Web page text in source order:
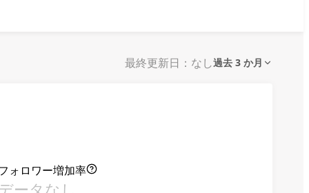
最終更新日：なし過去 3 か月
ォロワー増加率
ータなし